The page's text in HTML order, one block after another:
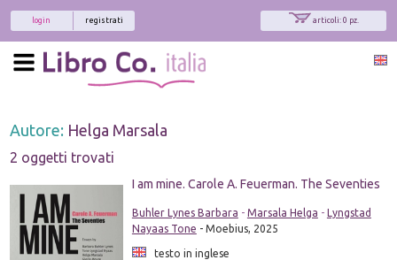
articoli: 0 pz.
registrati
login
Autore: Helga Marsala
2 oggetti trovati
I am mine. Carole A. Feuerman. The Seventies
Buhler Lynes Barbara - Marsala Helga - Lyngstad
Nayaas Tone - Moebius, 2025
testo in inglese